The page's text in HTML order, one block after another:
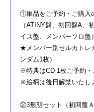
①単品をご予約・ご購入
（ATINY盤、初回盤A、
イス盤、メンバーソロ盤）
★メンバー別セルカトレ
ンダム1枚）
※特典はCD 1枚ご予約・
※絵柄は後日解禁いたし
②3形態セット（初回盤